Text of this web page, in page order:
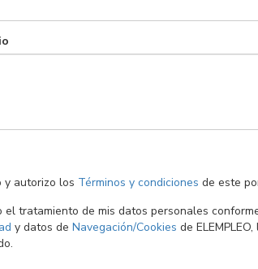
y autorizo los Términos y condiciones de este
el tratamiento de mis datos personales
y datos de Navegación/Cookies de